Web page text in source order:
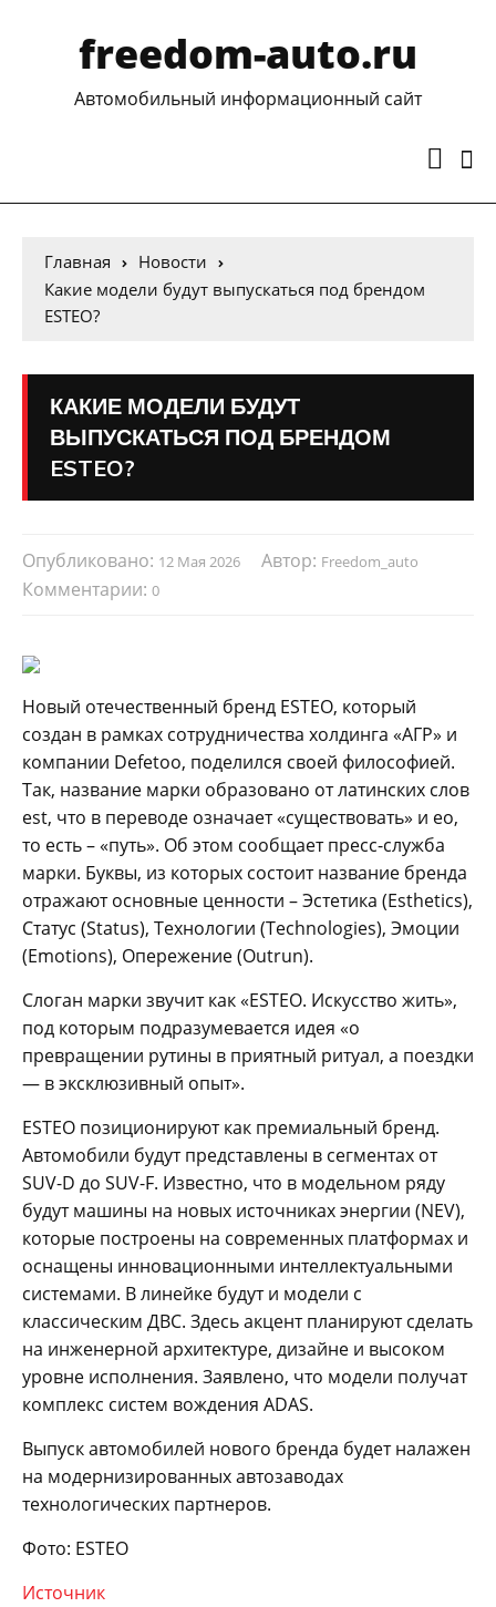
freedom-auto.ru
Автомобильный информационный сайт
Главная
Новости
Какие модели будут выпускаться под брендом
ESTEO?
КАКИЕ МОДЕЛИ БУДУТ
ВЫПУСКАТЬСЯ ПОД БРЕНДОМ
ESTEO?
Опубликовано: 12 Мая 2026 Автор: Freedom_auto
Комментарии: 0
Новый отечественный бренд ESTEO, который
создан в рамках сотрудничества холдинга «АГР» и
компании Defetoo, поделился своей философией.
Так, название марки образовано от латинских слов
est, что в переводе означает «существовать» и eo,
то есть – «путь». Об этом сообщает пресс-служба
марки. Буквы, из которых состоит название бренда
отражают основные ценности – Эстетика (Esthetics),
Статус (Status), Технологии (Technologies), Эмоции
(Emotions), Опережение (Outrun).
Слоган марки звучит как «ESTEO. Искусство жить»,
под которым подразумевается идея «о
превращении рутины в приятный ритуал, а поездки
— в эксклюзивный опыт».
ESTEO позиционируют как премиальный бренд.
Автомобили будут представлены в сегментах от
SUV-D до SUV-F. Известно, что в модельном ряду
будут машины на новых источниках энергии (NEV),
которые построены на современных платформах и
оснащены инновационными интеллектуальными
системами. В линейке будут и модели с
классическим ДВС. Здесь акцент планируют сделать
на инженерной архитектуре, дизайне и высоком
уровне исполнения. Заявлено, что модели получат
комплекс систем вождения ADAS.
Выпуск автомобилей нового бренда будет налажен
на модернизированных автозаводах
технологических партнеров.
Фото: ESTEO
Источник